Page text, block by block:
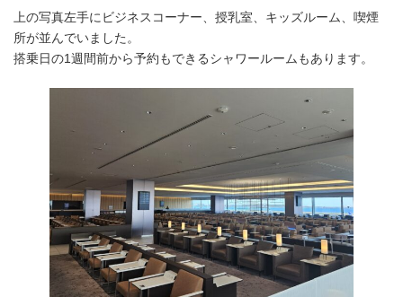
上の写真左手にビジネスコーナー、授乳室、キッズルーム、喫煙
所が並んでいました。
搭乗日の1週間前から予約もできるシャワールームもあります。